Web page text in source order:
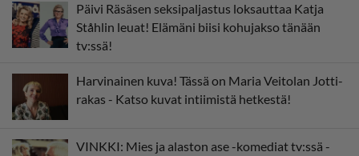
Päivi Räsäsen seksipaljastus loksauttaa Katja
Ståhlin leuat! Elämäni biisi kohujakso tänään
tv:ssä!
Harvinainen kuva! Tässä on Maria Veitolan Jotti-
rakas - Katso kuvat intiimistä hetkestä!
VINKKI: Mies ja alaston ase -komediat tv:ssä -